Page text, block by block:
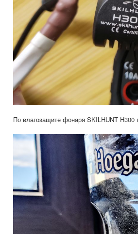
По влагозащите фонаря SKILHUNT H300